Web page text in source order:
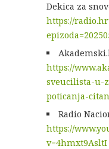
Dekica za
https://
https://
sveucilista-u-
poticanja-
Radio
https://
v=4hmxt9AsltI